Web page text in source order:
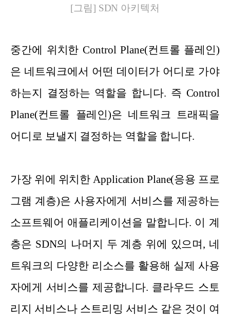
[그림] SDN 아키텍처
중간에 위치한 Control Plane(컨트롤 플레인)
은 네트워크에서 어떤 데이터가 어디로 가야
하는지 결정하는 역할을 합니다. 즉 Control
Plane(컨트롤 플레인)은 네트워크 트래픽을
어디로 보낼지 결정하는 역할을 합니다.
가장 위에 위치한 Application Plane(응용 프로
그램 계층)은 사용자에게 서비스를 제공하는
소프트웨어 애플리케이션을 말합니다. 이 계
층은 SDN의 나머지 두 계층 위에 있으며, 네
트워크의 다양한 리소스를 활용해 실제 사용
자에게 서비스를 제공합니다. 클라우드 스토
리지 서비스나 스트리밍 서비스 같은 것이 여